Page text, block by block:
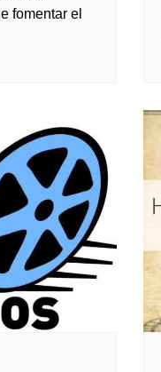
fomentar el